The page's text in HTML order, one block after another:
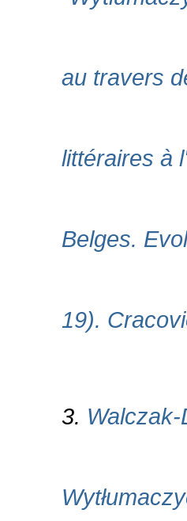
au travers
littéraires à
Belges.
19).
3.